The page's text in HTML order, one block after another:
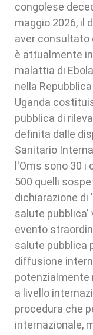
congolese
maggio 2026, il
aver consultato
è attualmente
malattia di
nella
Uganda
pubblica di
definita dalle
Sanitario
l'Oms sono 30
500 quelli
dichiarazione di
salute pubblica'
evento
salute pubblica
diffusione
potenzialmente
a livello
procedura che
internazionale,